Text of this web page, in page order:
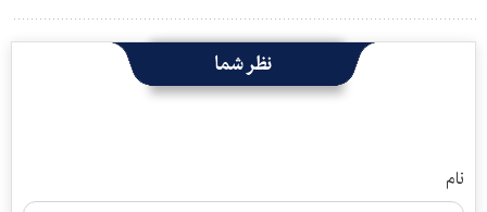
نظر شما
نام